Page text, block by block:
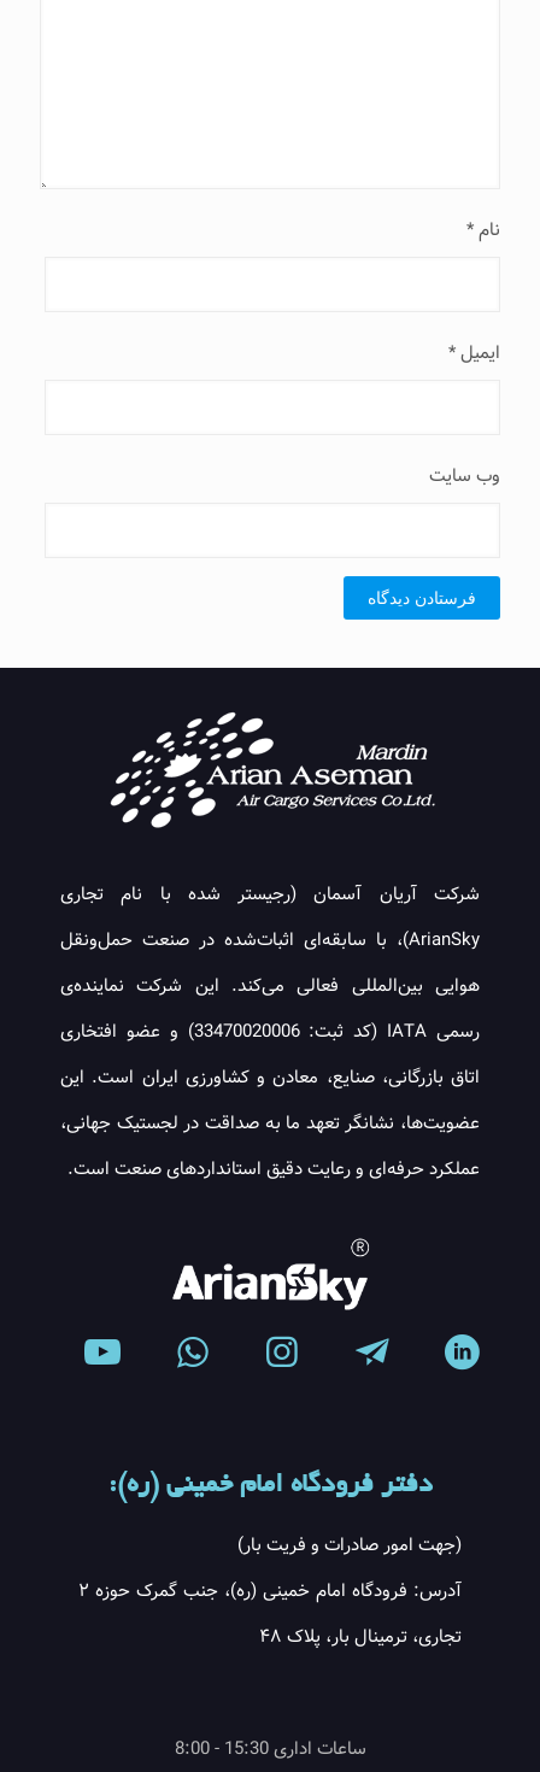
نام*
ایمیل*
وب‌ سایت
شرکت آریان آسمان (رجیستر شده با نام تجاری
ArianSky)، با سابقه‌ای اثبات‌شده در صنعت حمل‌ونقل
هوایی بین‌المللی فعالی می‌کند. این شرکت نماینده‌ی
رسمی IATA (کد ثبت: 33470020006) و عضو افتخاری
اتاق بازرگانی، صنایع، معادن و کشاورزی ایران است. این
عضویت‌ها، نشانگر تعهد ما به صداقت در لجستیک جهانی،
عملکرد حرفه‌ای و رعایت دقیق استانداردهای صنعت است.
دفتر فرودگاه امام خمینی (ره):
(جهت امور صادرات و فریت بار)
آدرس: فرودگاه امام خمینی (ره)، جنب گمرک حوزه ۲
تجاری، ترمینال بار، پلاک ۴۸
ساعات اداری 15:30 - 8:00